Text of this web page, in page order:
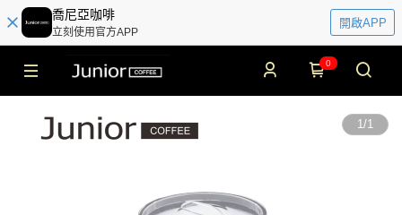
喬尼亞咖啡
立刻使用官方APP
開啟APP
0
1/1